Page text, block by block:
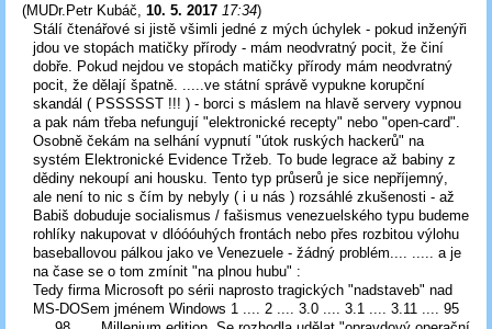
(MUDr.Petr Kubáč 10. 5. 2017 17:34)
Stálí čtenářové si jistě všimli jedné z mých úchylek - pokud inženýři
jdou ve stopách matičky přírody - mám neodvratný pocit, že činí
dobře. Pokud nejdou ve stopách matičky přírody mám neodvratný
pocit, že dělají špatně. .....ve státní správě vypukne korupční
skandál ( PSSSSST !!! ) - borci s máslem na hlavě servery vypnou
a pak nám třeba nefungují "elektronické recepty" nebo "open-card".
Osobně čekám na selhání vypnutí "útok ruských hackerů" na
systém Elektronické Evidence Tržeb. To bude legrace až babiny z
dědiny nekoupí ani housku. Tento typ průserů je sice nepříjemný,
ale není to nic s čím by nebyly ( i u nás ) rozsáhlé zkušenosti - až
Babiš dobuduje socialismus / fašismus venezuelského typu budeme
rohlíky nakupovat v dlóóóuhých frontách nebo přes rozbitou výlohu
baseballovou pálkou jako ve Venezuele - žádný problém.... ..... a je
na čase se o tom zmínit "na plnou hubu" :
Tedy firma Microsoft po sérii naprosto tragických "nadstaveb" nad
MS-DOSem jménem Windows 1 .... 2 .... 3.0 .... 3.1 .... 3.11 .... 95